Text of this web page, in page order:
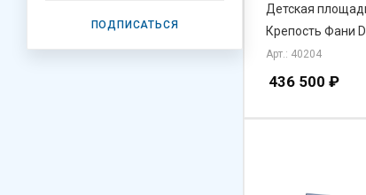
Детская
Крепость Фани
Арт.: 40204
436 500 ₽
ПОДПИСАТЬСЯ